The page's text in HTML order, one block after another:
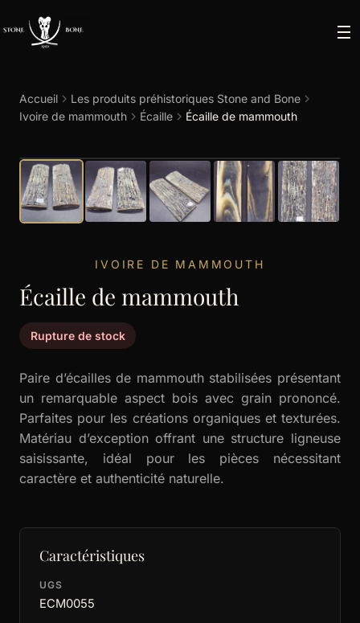
Accueil
Les produits préhistoriques Stone and Bone
Ivoire de mammouth
Écaille Écaille de mammouth
IVOIRE DE MAMMOUTH
Écaille de mammouth
Rupture de stock
Paire d’écailles de mammouth stabilisées présentant
un remarquable aspect bois avec grain prononcé.
Parfaites pour les créations organiques et texturées.
Matériau d’exception offrant une structure ligneuse
saisissante, idéal pour les pièces nécessitant
caractère et authenticité naturelle.
Caractéristiques
UGS
ECM0055